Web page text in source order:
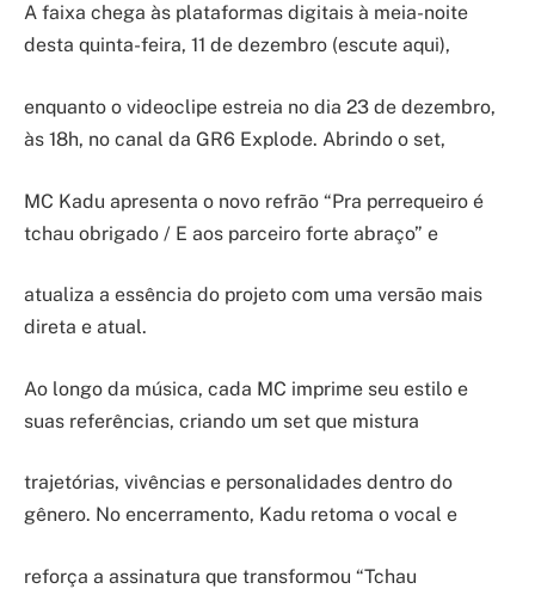
A faixa chega às plataformas digitais à meia-noite
desta quinta-feira, 11 de dezembro (escute aqui),
enquanto o videoclipe estreia no dia 23 de dezembro,
às 18h, no canal da GR6 Explode. Abrindo o set,
MC Kadu apresenta o novo refrão “Pra perrequeiro é
tchau obrigado / E aos parceiro forte abraço” e
atualiza a essência do projeto com uma versão mais
direta e atual.
Ao longo da música, cada MC imprime seu estilo e
suas referências, criando um set que mistura
trajetórias, vivências e personalidades dentro do
gênero. No encerramento, Kadu retoma o vocal e
reforça a assinatura que transformou “Tchau